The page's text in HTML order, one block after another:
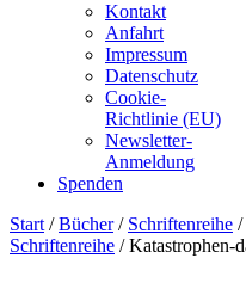
Kontakt
Anfahrt
Impressum
Datenschutz
Cookie-
Richtlinie (EU)
Newsletter-
Anmeldung
Spenden
Skip
to
Start /Bücher/ Schriftenreihe /
Schriftenreihe / Katastrophen-